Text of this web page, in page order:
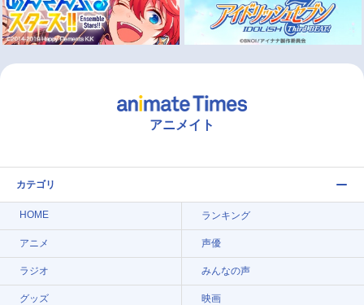
アニメイト
カテゴリ
HOME ランキング
アニメ 声優
ラジオ みんなの声
グッズ 映画